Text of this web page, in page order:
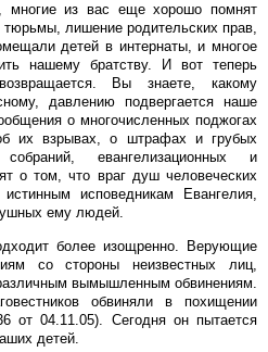
многие из вас еще хорошо помнят
лишение родительских прав,
детей в интернаты, и многое
нашему братству. И вот теперь
Вы знаете, какому
давлению подвергается наше
их взрывах, о штрафах и грубых
о том, что враг душ человеческих
ему людей.
более изощренно. Верующие
со стороны неизвестных лиц,
обвиняли в похищении
детей.